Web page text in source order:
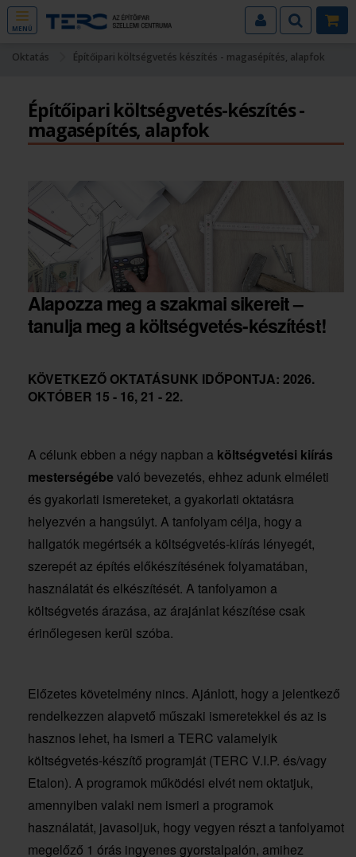
MENÜ
Oktatás Építőipari költségvetés készítés - magasépítés, alapfok
Építőipari költségvetés-készítés -
magasépítés, alapfok
Alapozza meg a szakmai sikereit –
tanulja meg a költségvetés-készítést!
KÖVETKEZŐ OKTATÁSUNK IDŐPONTJA: 2026.
OKTÓBER 15 - 16, 21 - 22.
A célunk ebben a négy napban a költségvetési kiírás
mesterségébe való bevezetés, ehhez adunk elméleti
és gyakorlati ismereteket, a gyakorlati oktatásra
helyezvén a hangsúlyt. A tanfolyam célja, hogy a
hallgatók megértsék a költségvetés-kiírás lényegét,
szerepét az építés előkészítésének folyamatában,
használatát és elkészítését. A tanfolyamon a
költségvetés árazása, az árajánlat készítése csak
érinőlegesen kerül szóba.
Előzetes követelmény nincs. Ajánlott, hogy a jelentkező
rendelkezzen alapvető műszaki ismeretekkel és az is
hasznos lehet, ha ismeri a TERC valamelyik
költségvetés-készítő programját (TERC V.I.P. és/vagy
Etalon). A programok működési elvét nem oktatjuk,
amennyiben valaki nem ismeri a programok
használatát, javasoljuk, hogy vegyen részt a tanfolyamot
megelőző 1 órás ingyenes gyorstalpalón, amihez